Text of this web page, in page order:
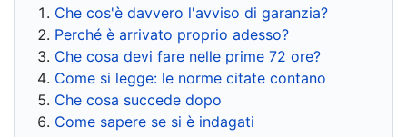
Che cos'è davvero l'avviso di garanzia?
Perché è arrivato proprio adesso?
Che cosa devi fare nelle prime 72 ore?
Come si legge: le norme citate contano
Che cosa succede dopo
Come sapere se si è indagati